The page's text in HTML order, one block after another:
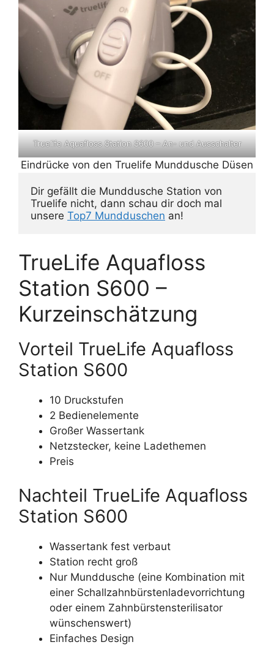
Truelife Aquafloss Station S600 – An- und Ausschalter
Eindrücke von den Truelife Munddusche Düsen
Dir gefällt die Munddusche Station von
Truelife nicht, dann schau dir doch mal
unsere Top7 Mundduschen an!
TrueLife Aquafloss
Station S600 –
Kurzeinschätzung
Vorteil TrueLife Aquafloss
Station S600
10 Druckstufen
2 Bedienelemente
Großer Wassertank
Netzstecker, keine Ladethemen
Preis
Nachteil TrueLife Aquafloss
Station S600
Wassertank fest verbaut
Station recht groß
Nur Munddusche (eine Kombination mit
einer Schallzahnbürstenladevorrichtung
oder einem Zahnbürstensterilisator
wünschenswert)
Einfaches Design